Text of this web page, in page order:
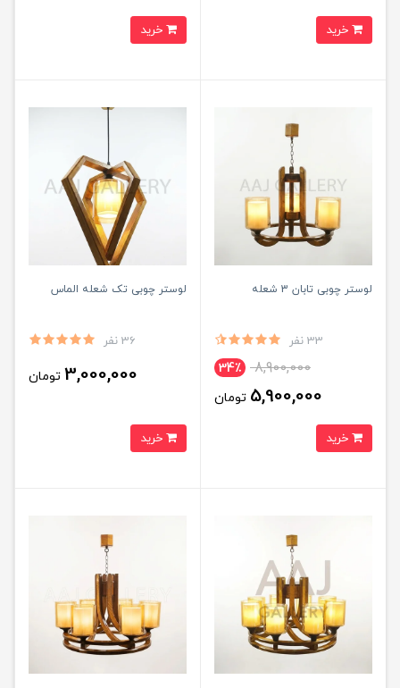
لوستر چوبی تابان 3 شعله
33 نفر
8,900,000 34٪
5,900,000 تومان
لوستر چوبی تک شعله الماس
36 نفر
3,000,000 تومان